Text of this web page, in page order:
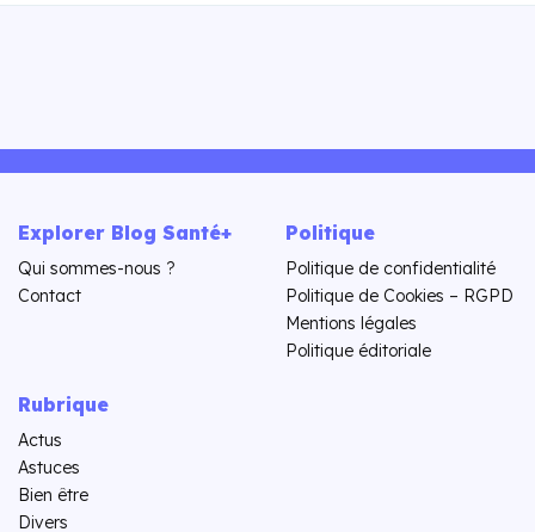
Explorer Blog Santé+
Qui sommes-nous ?
Contact
Politique
Politique de confidentialité
Politique de Cookies – RGPD
Mentions légales
Politique éditoriale
Rubrique
Actus
Astuces
Bien être
Divers